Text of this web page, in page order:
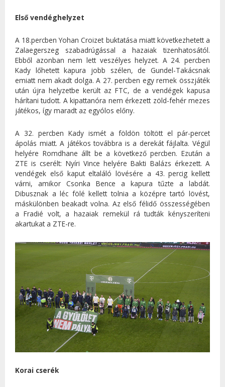
Első vendéghelyzet
A 18.percben Yohan Croizet buktatása miatt következhetett a
Zalaegerszeg szabadrúgással a hazaiak tizenhatosától.
Ebből azonban nem lett veszélyes helyzet. A 24. percben
Kady lőhetett kapura jobb szélen, de Gundel-Takácsnak
emiatt nem akadt dolga. A 27. percben egy remek összjáték
után újra helyzetbe került az FTC, de a vendégek kapusa
hárítani tudott. A kipattanóra nem érkezett zöld-fehér mezes
játékos, így maradt az egyólos előny.
A 32. percben Kady ismét a földön töltött el pár-percet
ápolás miatt. A játékos továbbra is a derekát fájlalta. Végül
helyére Romdhane állt be a következő percben. Ezután a
ZTE is cserélt: Nyíri Vince helyére Bakti Balázs érkezett. A
vendégek első kaput eltaláló lövésére a 43. percig kellett
várni, amikor Csonka Bence a kapura tűzte a labdát.
Dibusznak a léc fölé kellett tolnia a középre tartó lövést,
máskülönben beakadt volna. Az első félidő összességében
a Fradié volt, a hazaiak remekül rá tudták kényszeríteni
akartukat a ZTE-re.
Korai cserék